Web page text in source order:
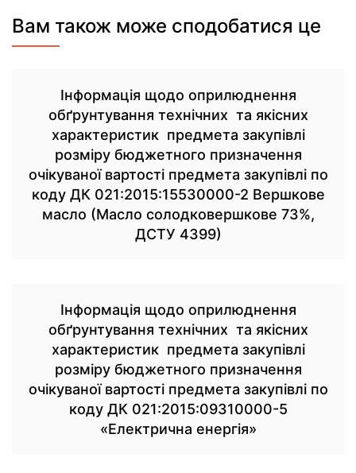
Вам також може сподобатися це
Інформація щодо оприлюднення
обґрунтування технічних та якісних
характеристик предмета закупівлі
розміру бюджетного призначення
очікуваної вартості предмета закупівлі по
коду ДК 021:2015:15530000-2 Вершкове
масло (Масло солодковершкове 73%,
ДСТУ 4399)
Інформація щодо оприлюднення
обґрунтування технічних та якісних
характеристик предмета закупівлі
розміру бюджетного призначення
очікуваної вартості предмета закупівлі по
коду ДК 021:2015:09310000-5
«Електрична енергія»